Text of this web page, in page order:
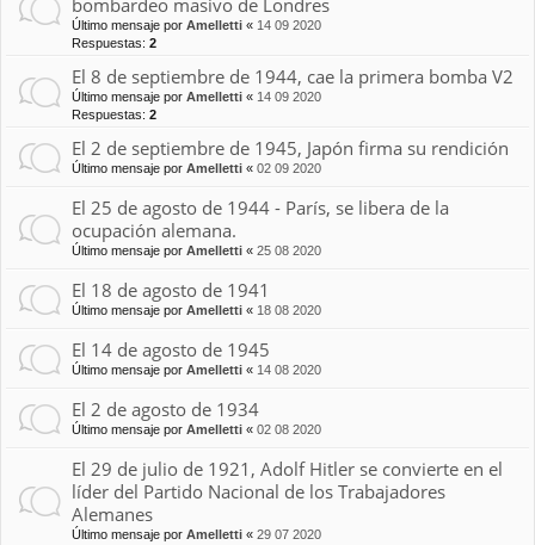
bombardeo masivo de Londres
Último mensaje por Amelletti « 14 09 2020
Respuestas: 2
El 8 de septiembre de 1944, cae la primera bomba V2
Último mensaje por Amelletti « 14 09 2020
Respuestas: 2
El 2 de septiembre de 1945, Japón firma su rendición
Último mensaje por Amelletti « 02 09 2020
El 25 de agosto de 1944 - París, se libera de la
ocupación alemana.
Último mensaje por Amelletti « 25 08 2020
El 18 de agosto de 1941
Último mensaje por Amelletti « 18 08 2020
El 14 de agosto de 1945
Último mensaje por Amelletti « 14 08 2020
El 2 de agosto de 1934
Último mensaje por Amelletti « 02 08 2020
El 29 de julio de 1921, Adolf Hitler se convierte en el
líder del Partido Nacional de los Trabajadores
Alemanes
Último mensaje por Amelletti « 29 07 2020